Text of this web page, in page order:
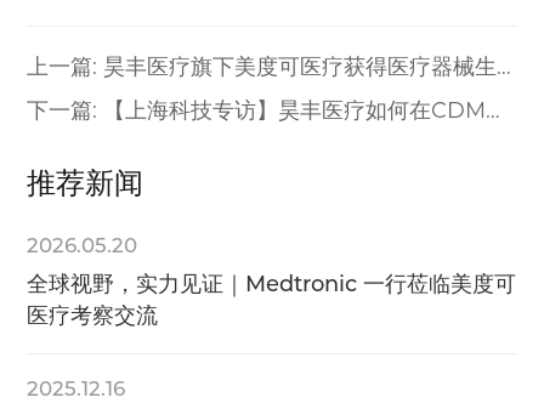
上一篇: 昊丰医疗旗下美度可医疗获得医疗器械生
产许可证
下一篇: 【上海科技专访】昊丰医疗如何在CDMO
推荐新闻
2026.05.20
全球视野，实力见证｜Medtronic 一行莅临美度可
医疗考察交流
2025.12.16